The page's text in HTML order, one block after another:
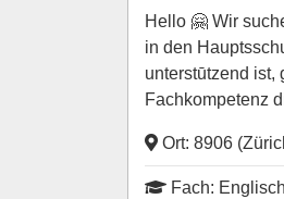
Hello 🤗 Wir
in den
unterstūtzend ist,
Fachkompetenz
Ort: 8906
Fach: